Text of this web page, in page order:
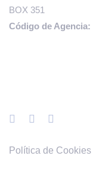
BOX 351
Código de Agencia:
Política de Cookies